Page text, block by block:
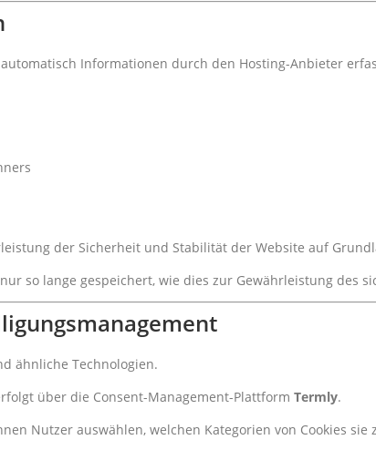
Informationen durch den Hosting-Anbieter
der Sicherheit und Stabilität der Website auf
so lange gespeichert, wie dies zur Gewährleistung des
ähnliche Technologien.
über die Consent-Management-Plattform Termly.
Nutzer auswählen, welchen Kategorien von Cookies